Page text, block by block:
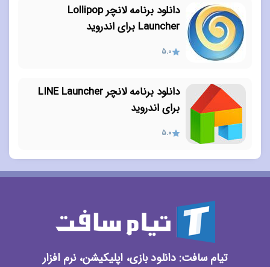
دانلود برنامه لانچر Lollipop
Launcher برای اندروید
5.0
دانلود برنامه لانچر LINE Launcher
برای اندروید
5.0
تیام سافت: دانلود بازی، اپلیکیشن، نرم افزار